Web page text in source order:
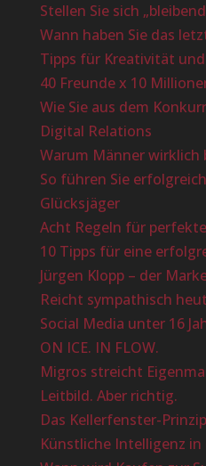
Stellen Sie sich
Wann haben Sie das
Tipps für Kreativität
40 Freunde x 10
Wie Sie aus dem
Digital Relations
Warum Männer wirklich
So führen Sie
Glücksjäger
Acht Regeln für
10 Tipps für eine
Jürgen Klopp – der
Reicht sympathisch
Social Media unter 16
ON ICE. IN FLOW.
Migros streicht
Leitbild. Aber richtig.
Das Kellerfenster-Prinzip
Künstliche Intelligenz in